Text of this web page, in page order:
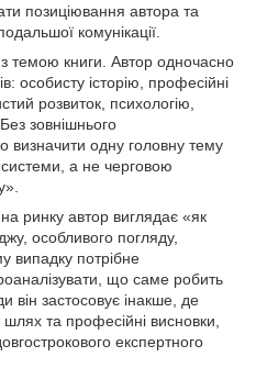
позиціювання автора та
комунікації.
темою книги. Автор одночасно
особисту історію, професійні
розвиток, психологію,
зовнішнього
визначити одну головну тему
а не черговою
ринку автор виглядає «як
особливого погляду,
випадку потрібне
що саме робить
він застосовує інакше, де
та професійні висновки,
експертного